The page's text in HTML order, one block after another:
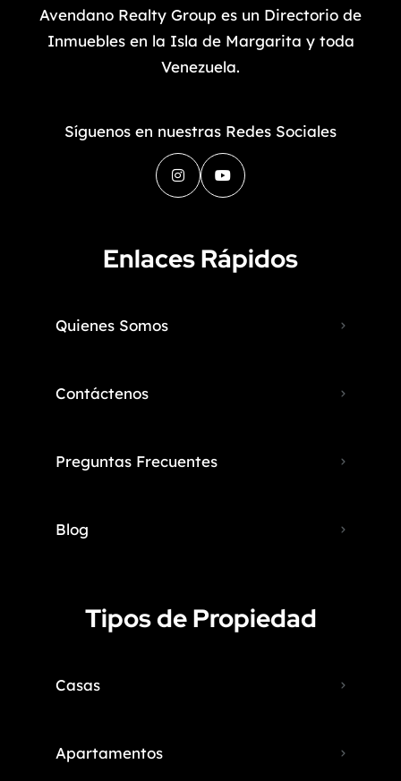
Avendano Realty Group es un Directorio de
Inmuebles en la Isla de Margarita y toda
Venezuela.
Síguenos en nuestras Redes Sociales
Enlaces Rápidos
Quienes Somos
Contáctenos
Preguntas Frecuentes
Blog
Tipos de Propiedad
Casas
Apartamentos